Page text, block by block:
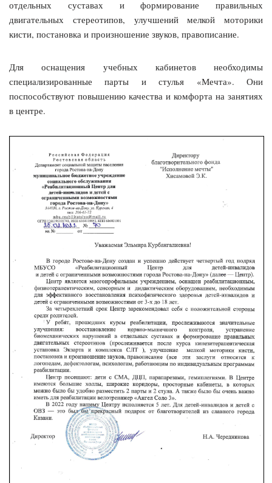
отдельных суставах и формирование правильных
двигательных стереотипов, улучшений мелкой моторики
кисти, постановка и произношение звуков, правописание.
Для оснащения учебных кабинетов необходимы
специализированные парты и стулья «Мечта». Они
поспособствуют повышению качества и комфорта на занятиях
в центре.